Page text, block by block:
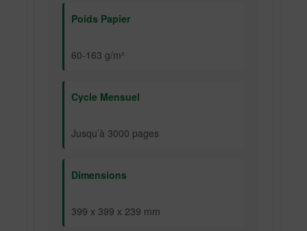
Poids Papier
60-163 g/m²
Cycle Mensuel
Jusqu’à 3000 pages
Dimensions
399 x 399 x 239 mm